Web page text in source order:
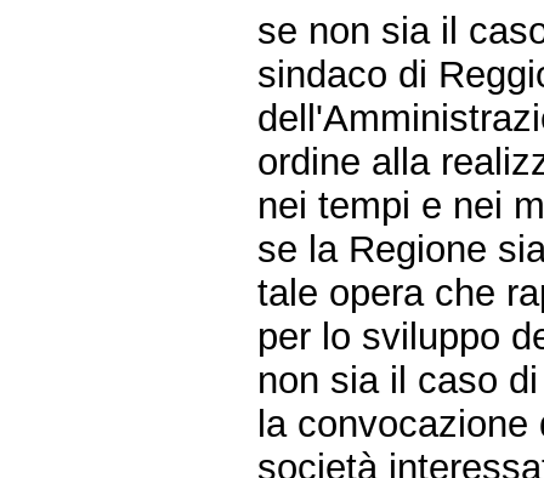
se non sia il
sindaco di
ordine alla
nei tempi e nei
se la Regione
tale opera che
per lo sviluppo
non sia il caso
la convocazione
società